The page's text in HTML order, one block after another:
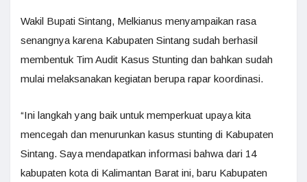
Wakil Bupati Sintang, Melkianus menyampaikan rasa
senangnya karena Kabupaten Sintang sudah berhasil
membentuk Tim Audit Kasus Stunting dan bahkan sudah
mulai melaksanakan kegiatan berupa rapar koordinasi.
“Ini langkah yang baik untuk memperkuat upaya kita
mencegah dan menurunkan kasus stunting di Kabupaten
Sintang. Saya mendapatkan informasi bahwa dari 14
kabupaten kota di Kalimantan Barat ini, baru Kabupaten